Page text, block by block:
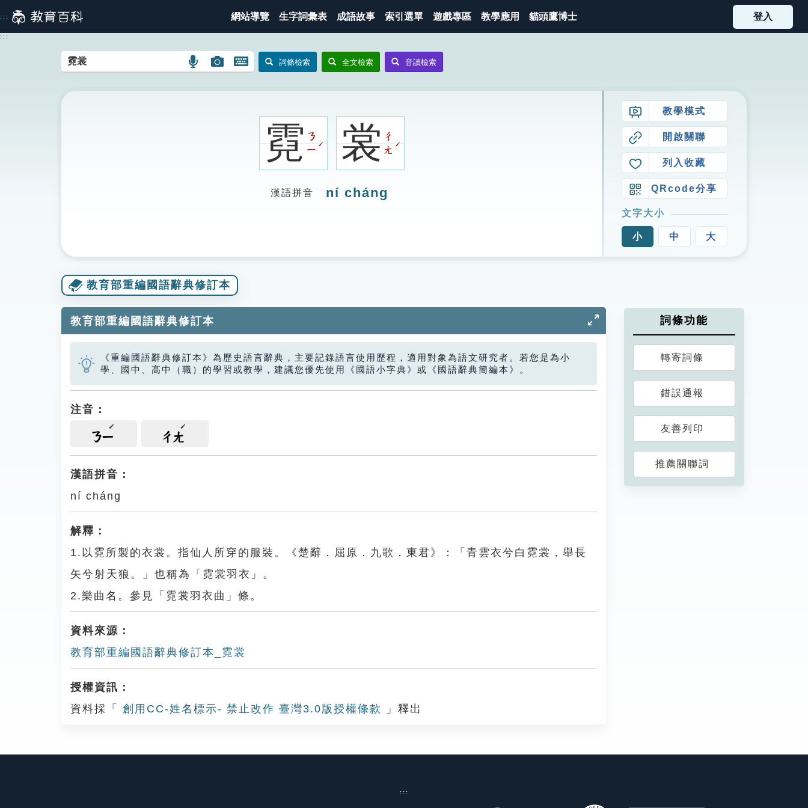
到
主
::: 網站導覽 生字詞彙表 成語故事 索引選單 遊戲專區 教學應用 貓頭鷹博士 登入
:::
語
搜
圖
搜
開
鍵
詞條檢索 全文檢索 音讀檢索
霓ㄋ
ㄧ
ˊ 裳ㄔ
ㄤ
ˊ
漢語拼音 ní cháng
教學模式
開啟關聯
列入收藏
QRcode分享
文字大小
小 中 大
教育部重編國語辭典修訂本
教育部重編國語辭典修訂本
《重編國語辭典修訂本》為歷史語言辭典，主要記錄語言使用歷程，適用對象為語文研究者。若您是為小
學、國中、高中（職）的學習或教學，建議您優先使用《國語小字典》或《國語辭典簡編本》。
注音：
ㄋㄧ ㄔㄤ
漢語拼音：
ní cháng
解釋：
1.以霓所製的衣裳。指仙人所穿的服裝。《楚辭．屈原．九歌．東君》：「青雲衣兮白霓裳，舉長
矢兮射天狼。」也稱為「霓裳羽衣」。
2.樂曲名。參見「霓裳羽衣曲」條。
資料來源：
教育部重編國語辭典修訂本_霓裳
授權資訊：
資料採「
創用CC-姓名標示- 禁止改作 臺灣3.0版授權條款 」釋出
詞條功能
轉寄詞條
錯誤通報
友善列印
推薦關聯詞
:::